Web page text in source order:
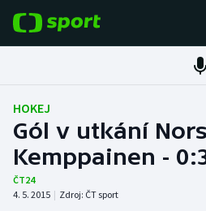
Fotbal
Hokej
Tenis
HOKEJ
Gól v utkání
Kemppainen -
ČT24
4. 5. 2015 | Zdroj: ČT sport